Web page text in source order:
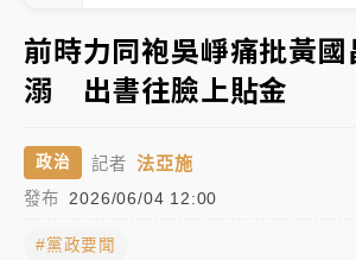
「白海豚」雨炸新北！通報109件災
損最多
砸落毀車
金控第2季海外曝險破31兆創高 日本
前時力同袍吳崢痛批黃國
溺 出書往臉上貼金
政治 記者 法亞施
發布 2026/06/04 12:00
#黨政要聞